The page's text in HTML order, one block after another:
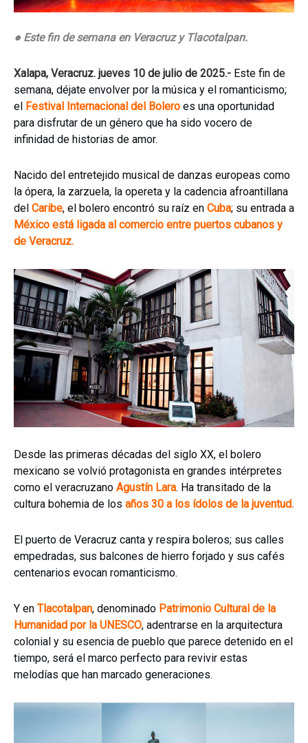
● Este fin de semana en Veracruz y Tlacotalpan.
Xalapa, Veracruz. jueves 10 de julio de 2025.- Este fin de
semana, déjate envolver por la música y el romanticismo;
el Festival Internacional del Bolero es una oportunidad
para disfrutar de un género que ha sido vocero de
infinidad de historias de amor.
Nacido del entretejido musical de danzas europeas como
la ópera, la zarzuela, la opereta y la cadencia afroantillana
del Caribe, el bolero encontró su raíz en Cuba; su entrada a
México está ligada al comercio entre puertos cubanos y
de Veracruz.
Desde las primeras décadas del siglo XX, el bolero
mexicano se volvió protagonista en grandes intérpretes
como el veracruzano Agustín Lara. Ha transitado de la
cultura bohemia de los años 30 a los ídolos de la juventud.
El puerto de Veracruz canta y respira boleros; sus calles
empedradas, sus balcones de hierro forjado y sus cafés
centenarios evocan romanticismo.
Y en Tlacotalpan, denominado Patrimonio Cultural de la
Humanidad por la UNESCO, adentrarse en la arquitectura
colonial y su esencia de pueblo que parece detenido en el
tiempo, será el marco perfecto para revivir estas
melodías que han marcado generaciones.